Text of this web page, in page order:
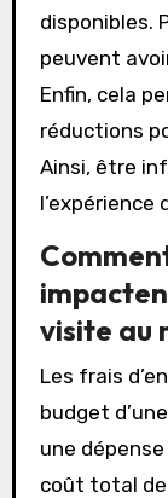
disponibles.
peuvent
Enfin, cela
réductions
Ainsi, être
l’expérience
visite au
Les frais
budget
une
coût total de